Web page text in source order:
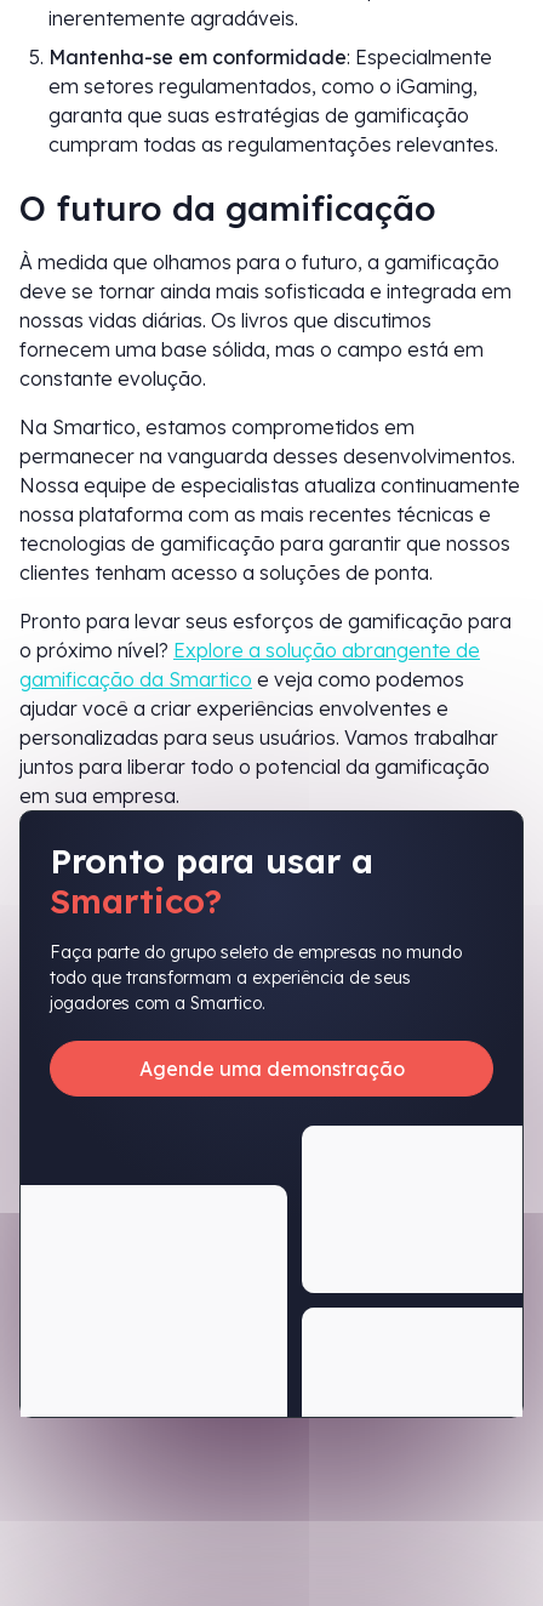
inerentemente agradáveis.
Mantenha-se em conformidade: Especialmente
em setores regulamentados, como o iGaming,
garanta que suas estratégias de gamificação
cumpram todas as regulamentações relevantes.
O futuro da gamificação
À medida que olhamos para o futuro, a gamificação
deve se tornar ainda mais sofisticada e integrada em
nossas vidas diárias. Os livros que discutimos
fornecem uma base sólida, mas o campo está em
constante evolução.
Na Smartico, estamos comprometidos em
permanecer na vanguarda desses desenvolvimentos.
Nossa equipe de especialistas atualiza continuamente
nossa plataforma com as mais recentes técnicas e
tecnologias de gamificação para garantir que nossos
clientes tenham acesso a soluções de ponta.
Pronto para levar seus esforços de gamificação para
o próximo nível? Explore a solução abrangente de
gamificação da Smartico e veja como podemos
ajudar você a criar experiências envolventes e
personalizadas para seus usuários. Vamos trabalhar
juntos para liberar todo o potencial da gamificação
em sua empresa.
Pronto para usar a
Smartico?
Faça parte do grupo seleto de empresas no mundo
todo que transformam a experiência de seus
jogadores com a Smartico.
Agende uma demonstração